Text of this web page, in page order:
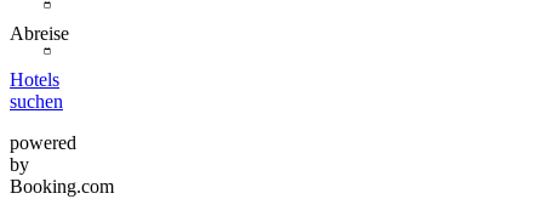
Abreise
Hotels
suchen
powered
by
Booking.com